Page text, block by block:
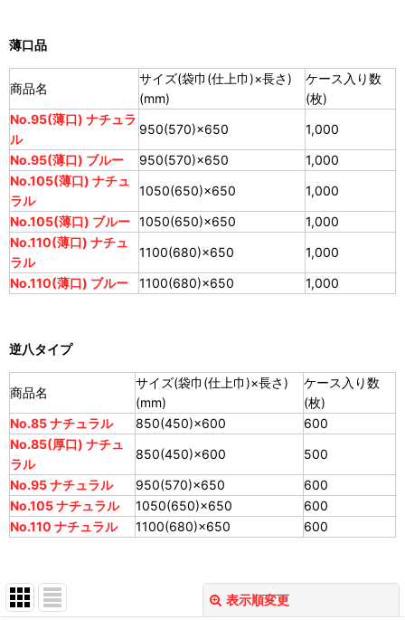
薄口品
商品名
サイズ(袋巾(仕上巾)×長さ)
(mm)
ケース入り数
(枚)
No.95(薄口) ナチュラ
ル
950(570)×650
1,000
No.95(薄口) ブルー
950(570)×650
1,000
No.105(薄口) ナチュ
ラル
1050(650)×650
1,000
No.105(薄口) ブルー 1050(650)×650
1,000
No.110(薄口) ナチュ
ラル
1100(680)×650
1,000
No.110(薄口) ブルー
1100(680)×650 1,000
逆八タイプ
商品名
サイズ(袋巾(仕上巾)×長さ)
(mm)
ケース入り数
(枚)
No.85 ナチュラル
850(450)×600
600
No.85(厚口) ナチュ
ラル
850(450)×600
500
No.95 ナチュラル
950(570)×650
600
No.105 ナチュラル
1050(650)×650
600
No.110 ナチュラル
1100(680)×650 600
表示順変更